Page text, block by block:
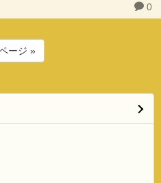
0
ージ »